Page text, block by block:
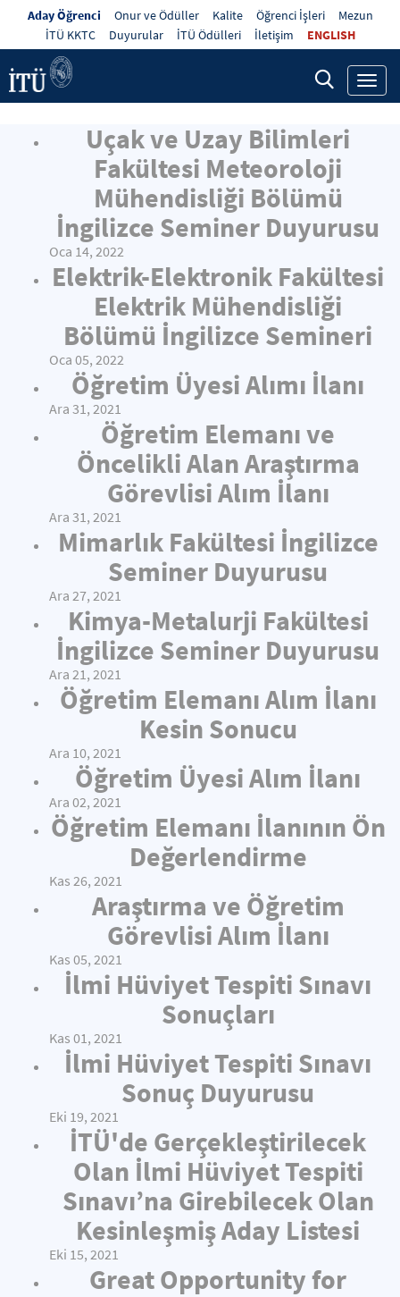
Aday Öğrenci Onur ve Ödüller Kalite Öğrenci İşleri
Mezun
İTÜ KKTC
Duyurular İTÜ Ödülleri İletişim ENGLISH
Uçak ve Uzay Bilimleri
Fakültesi Meteoroloji
Mühendisliği Bölümü
İngilizce Seminer Duyurusu
Oca 14, 2022
Elektrik-Elektronik Fakültesi
Elektrik Mühendisliği
Bölümü İngilizce Semineri
Oca 05, 2022
Öğretim Üyesi Alımı İlanı
Ara 31, 2021
Öğretim Elemanı ve
Öncelikli Alan Araştırma
Görevlisi Alım İlanı
Ara 31, 2021
Mimarlık Fakültesi İngilizce
Seminer Duyurusu
Ara 27, 2021
Kimya-Metalurji Fakültesi
İngilizce Seminer Duyurusu
Ara 21, 2021
Öğretim Elemanı Alım İlanı
Kesin Sonucu
Ara 10, 2021
Öğretim Üyesi Alım İlanı
Ara 02, 2021
Öğretim Elemanı İlanının Ön
Değerlendirme
Kas 26, 2021
Araştırma ve Öğretim
Görevlisi Alım İlanı
Kas 05, 2021
İlmi Hüviyet Tespiti Sınavı
Sonuçları
Kas 01, 2021
İlmi Hüviyet Tespiti Sınavı
Sonuç Duyurusu
Eki 19, 2021
İTÜ'de Gerçekleştirilecek
Olan İlmi Hüviyet Tespiti
Sınavı’na Girebilecek Olan
Kesinleşmiş Aday Listesi
Eki 15, 2021
Great Opportunity for